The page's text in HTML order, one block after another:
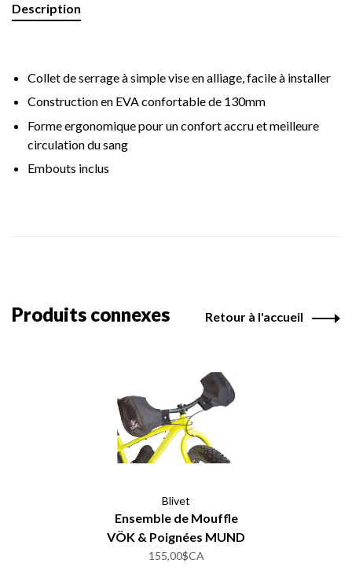
Description
Collet de serrage à simple vise en alliage, facile à installer
Construction en EVA confortable de 130mm
Forme ergonomique pour un confort accru et meilleure
circulation du sang
Embouts inclus
Produits connexes Retour à l'accueil
Blivet
Ensemble de Mouffle
VÖK & Poignées MUND
155,00$CA